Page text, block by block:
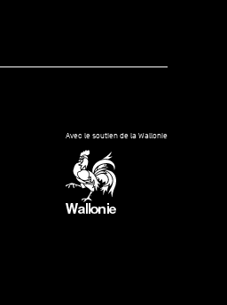
Avec le soutien de la Wallonie